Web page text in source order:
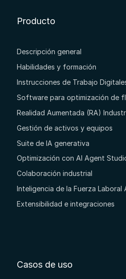
Producto
Descripción general
Habilidades y formación
Instrucciones de Trabajo
Software para optimización de
Realidad Aumentada (RA)
Gestión de activos y equipos
Suite de IA generativa
Optimización con AI Agent
Colaboración industrial
Inteligencia de la Fuerza Laboral
Extensibilidad e integraciones
Casos de uso